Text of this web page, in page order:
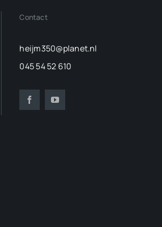
Contact
heijm350@planet.nl
045 54 52 610